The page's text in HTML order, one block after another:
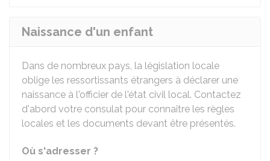
Naissance d'un enfant
Dans de nombreux pays, la législation locale
oblige les ressortissants étrangers à déclarer une
naissance à l'officier de l'état civil local. Contactez
d'abord votre consulat pour connaître les règles
locales et les documents devant être présentés.
Où s'adresser ?